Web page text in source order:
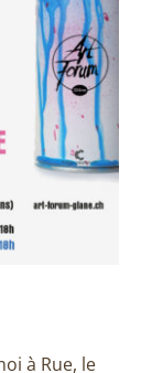
à Rue, le